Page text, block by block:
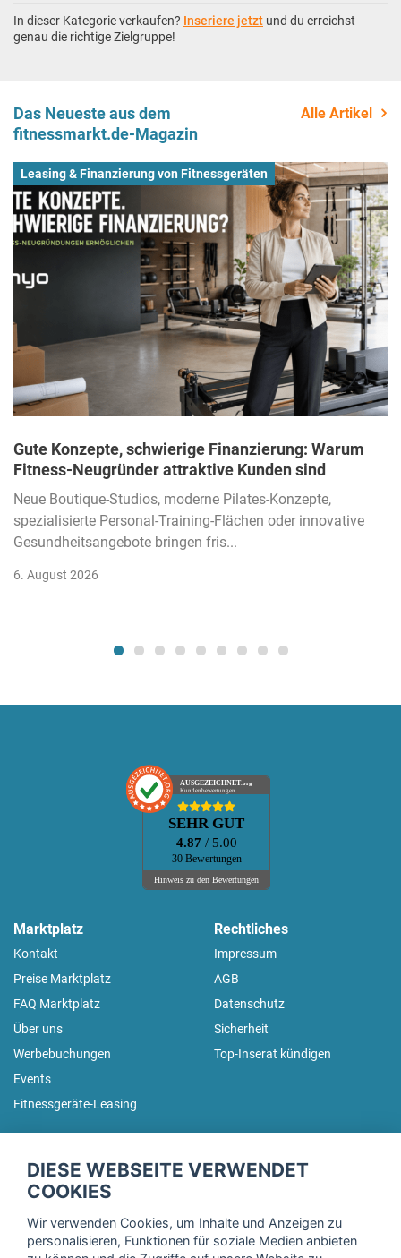
In dieser Kategorie verkaufen? Inseriere jetzt und du erreichst
genau die richtige Zielgruppe!
Das Neueste aus dem
fitnessmarkt.de-Magazin
Alle Artikel
Leasing & Finanzierung von Fitnessgeräten
Gute Konzepte, schwierige Finanzierung: Warum
Fitness-Neugründer attraktive Kunden sind
Neue Boutique-Studios, moderne Pilates-Konzepte,
spezialisierte Personal-Training-Flächen oder innovative
Gesundheitsangebote bringen fris...
6. August 2026
AUSGEZEICHNET.org
Kundenbewertungen
SEHR GUT
4.87 / 5.00
30 Bewertungen
Hinweis zu den Bewertungen
Marktplatz
Kontakt
Preise Marktplatz
FAQ Marktplatz
Über uns
Werbebuchungen
Events
Fitnessgeräte-Leasing
Rechtliches
Impressum
AGB
Datenschutz
Sicherheit
Top-Inserat kündigen
Trage dich hier für unseren Newsletter ein und erhalte regelmäßig
DIESE WEBSEITE VERWENDET
COOKIES
Wir verwenden Cookies, um Inhalte und Anzeigen zu
personalisieren, Funktionen für soziale Medien anbieten